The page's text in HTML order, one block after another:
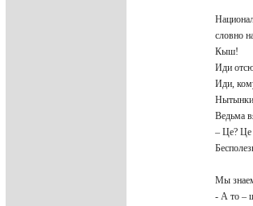
словно
Кыш!
Иди
Иди,
Ведьма
– Це? Це
Мы
- А то –